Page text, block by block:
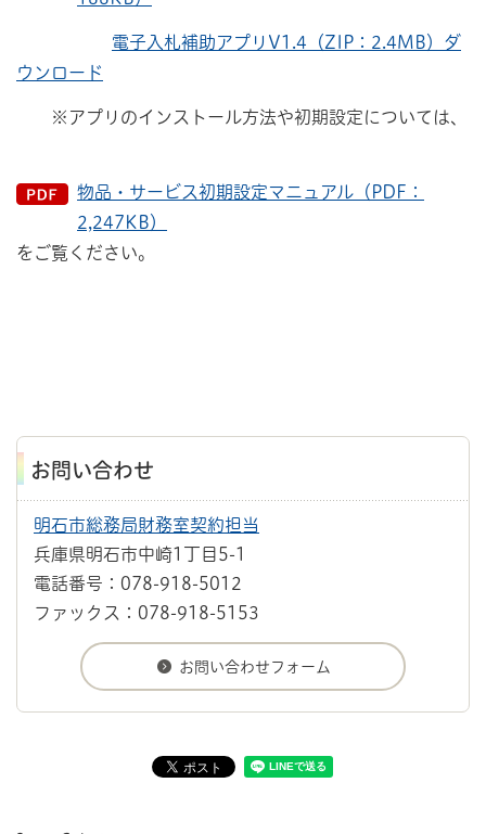
電子入札補助アプリV1.4（ZIP：2.4MB）ダ
ウンロード
※アプリのインストール方法や初期設定については、
物品・サービス初期設定マニュアル（PDF：
2,247KB）
をご覧ください。
お問い合わせ
明石市総務局財務室契約担当
兵庫県明石市中崎1丁目5-1
電話番号：078-918-5012
ファックス：078-918-5153